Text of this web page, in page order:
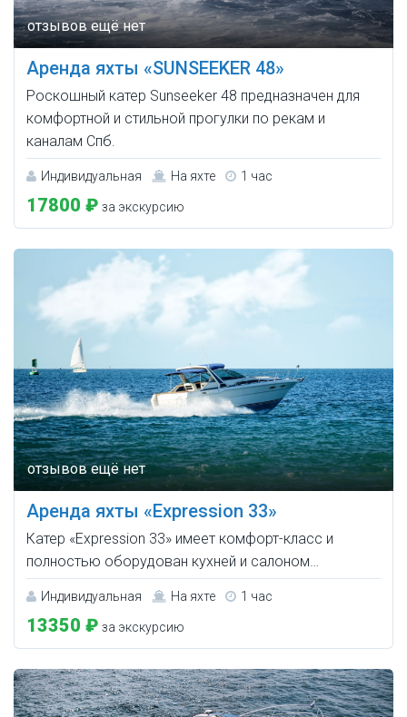
Аренда яхты «SUNSEEKER 48»
Роскошный катер Sunseeker 48 предназначен для
комфортной и стильной прогулки по рекам и
каналам Спб.
Индивидуальная На яхте 1 час
17800 ₽ за экскурсию
Аренда яхты «Expression 33»
Катер «Expression 33» имеет комфорт-класс и
полностью оборудован кухней и салоном…
Индивидуальная На яхте 1 час
13350 ₽ за экскурсию